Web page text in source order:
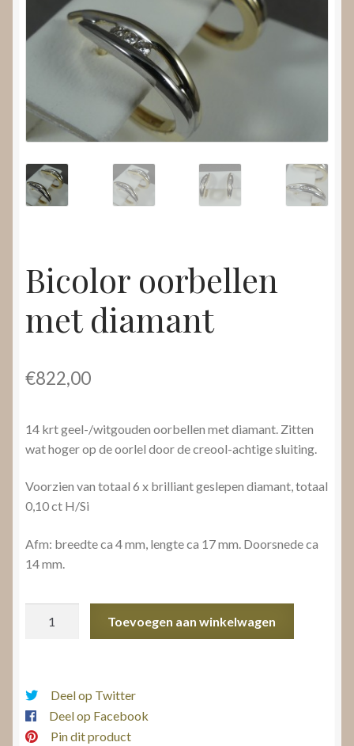
Nieuws
Submenu
Bicolor oorbellen
met diamant
€822,00
14 krt geel-/witgouden oorbellen met diamant. Zitten
wat hoger op de oorlel door de creool-achtige sluiting.
Voorzien van totaal 6 x brilliant geslepen diamant, totaal
0,10 ct H/Si
Afm: breedte ca 4 mm, lengte ca 17 mm. Doorsnede ca
14 mm.
aantal
Toevoegen aan winkelwagen
Deel op Twitter
Deel op Facebook
Pin dit product